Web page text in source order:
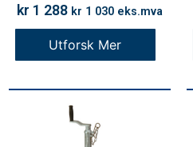
kr 1 288 kr 1 030 eks.mva
Utforsk Mer